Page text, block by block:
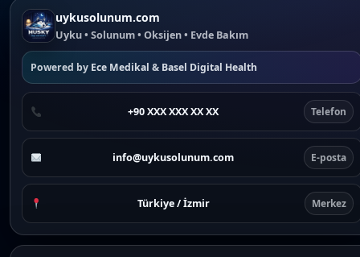
uykusolunum.com
Uyku • Solunum • Oksijen • Evde Bakım
Powered by Ece Medikal & Basel Digital Health
+90 XXX XXX XX XX Telefon
info@uykusolunum.com E-posta
Türkiye / İzmir Merkez